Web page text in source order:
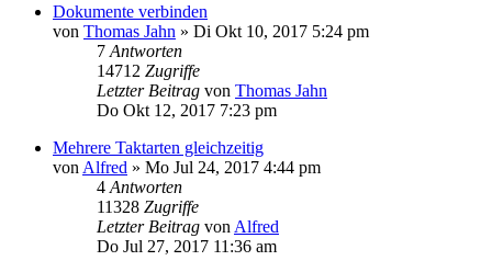
Dokumente verbinden
von Thomas Jahn » Di Okt 10, 2017 5:24 pm
7 Antworten
14712 Zugriffe
Letzter Beitrag von Thomas Jahn
Do Okt 12, 2017 7:23 pm
Mehrere Taktarten gleichzeitig
von Alfred » Mo Jul 24, 2017 4:44 pm
4 Antworten
11328 Zugriffe
Letzter Beitrag von Alfred
Do Jul 27, 2017 11:36 am